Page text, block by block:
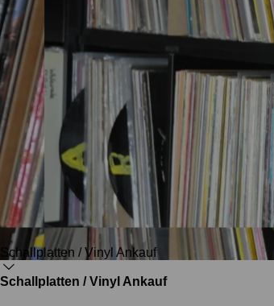
Schallplatten / Vinyl Ankauf
Schallplatten / Vinyl Ankauf